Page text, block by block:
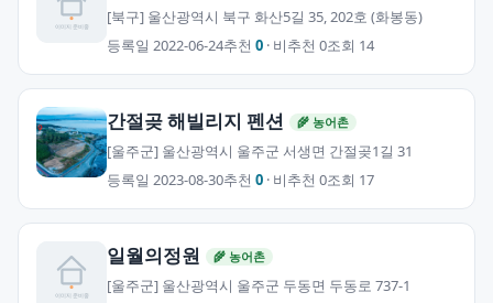
[북구] 울산광역시 북구 화산5길 35, 202호 (화봉동)
등록일 2022-06-24추천 0 · 비추천 0조회 14
간절곶 해빌리지 펜션 🌾 농어촌
[울주군] 울산광역시 울주군 서생면 간절곶1길 31
등록일 2023-08-30추천 0 · 비추천 0조회 17
일월의정원 🌾 농어촌
[울주군] 울산광역시 울주군 두동면 두동로 737-1